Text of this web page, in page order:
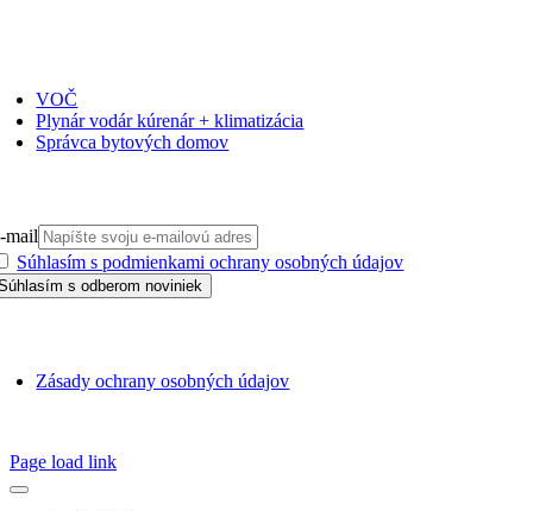
VOČ
Plynár vodár kúrenár + klimatizácia
Správca bytových domov
mail
Súhlasím s podmienkami ochrany osobných údajov
Zásady ochrany osobných údajov
Page load link